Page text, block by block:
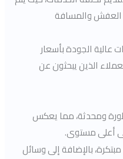
العفش والمسافة
الجودة بأسعار
الذين يبحثون عن
ومحدثة، مما يعكس
أعلى مستوى.
بالإضافة إلى وسائل